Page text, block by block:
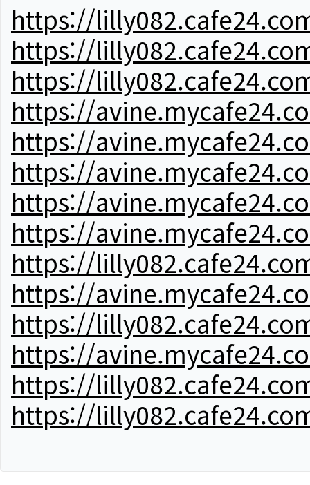
https://
https://
https://
https://
https://
https://
https://
https://
https://
https://
https://
https://
https://
https://